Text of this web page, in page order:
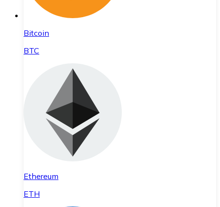
Bitcoin
BTC
Ethereum
ETH